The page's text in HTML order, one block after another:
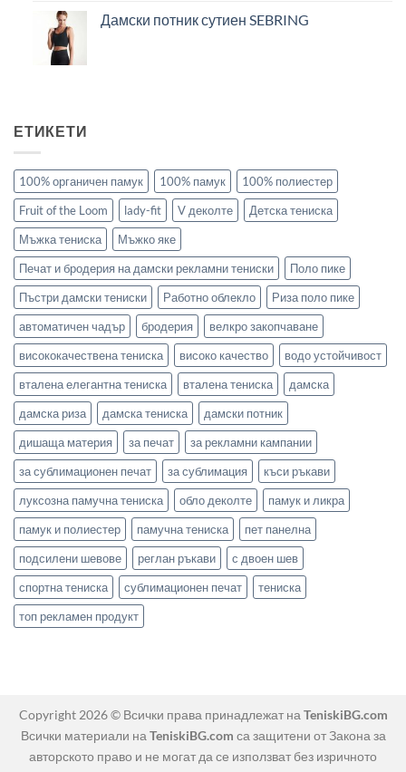
Дамски потник сутиен SEBRING
ЕТИКЕТИ
100% органичен памук 100% памук
100% полиестер
Fruit of the Loom
lady-fit V деколте
Детска тениска
Мъжка тениска
Мъжко яке
Печат и бродерия на дамски рекламни тениски
Поло пике
Пъстри дамски тениски
Работно облекло
Риза поло пике
автоматичен чадър
бродерия
велкро закопчаване
висококачествена тениска
високо качество
водо устойчивост
вталена елегантна тениска
вталена тениска
дамска
дамска риза
дамска тениска
дамски потник
дишаща материя
за печат
за рекламни кампании
за сублимационен печат
за сублимация
къси ръкави
луксозна памучна тениска
обло деколте
памук и ликра
памук и полиестер
памучна тениска
пет панелна
подсилени шевове
реглан ръкави
с двоен шев
спортна тениска
сублимационен печат
тениска
топ рекламен продукт
Copyright 2026 © Всички права принадлежат на TeniskiBG.com
Всички материали на TeniskiBG.com са защитени от Закона за
авторското право и не могат да се използват без изричното